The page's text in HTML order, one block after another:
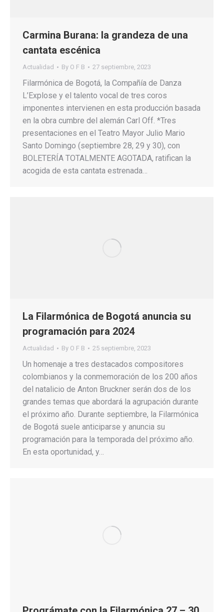
Carmina Burana: la grandeza de una
cantata escénica
Actualidad By O F B 27 septiembre, 2023
Filarmónica de Bogotá, la Compañía de Danza
L’Explose y el talento vocal de tres coros
imponentes intervienen en esta producción basada
en la obra cumbre del alemán Carl Off. *Tres
presentaciones en el Teatro Mayor Julio Mario
Santo Domingo (septiembre 28, 29 y 30), con
BOLETERÍA TOTALMENTE AGOTADA, ratifican la
acogida de esta cantata estrenada…
La Filarmónica de Bogotá anuncia su
programación para 2024
Actualidad By O F B 25 septiembre, 2023
Un homenaje a tres destacados compositores
colombianos y la conmemoración de los 200 años
del natalicio de Anton Bruckner serán dos de los
grandes temas que abordará la agrupación durante
el próximo año. Durante septiembre, la Filarmónica
de Bogotá suele anticiparse y anuncia su
programación para la temporada del próximo año.
En esta oportunidad, y…